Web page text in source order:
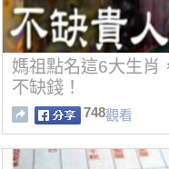
媽祖點名這6大生肖
不缺錢！
748觀看